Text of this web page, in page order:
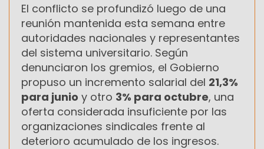
El conflicto se profundizó luego de una
reunión mantenida esta semana entre
autoridades nacionales y representantes
del sistema universitario. Según
denunciaron los gremios, el Gobierno
propuso un incremento salarial del 21,3%
para junio y otro 3% para octubre, una
oferta considerada insuficiente por las
organizaciones sindicales frente al
deterioro acumulado de los ingresos.